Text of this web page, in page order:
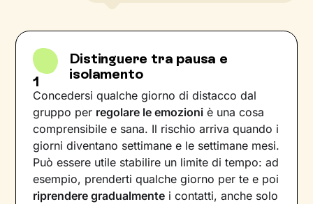
1
Distinguere tra pausa e
isolamento
Concedersi qualche giorno di distacco dal
gruppo per regolare le emozioni è una cosa
comprensibile e sana. Il rischio arriva quando i
giorni diventano settimane e le settimane mesi.
Può essere utile stabilire un limite di tempo: ad
esempio, prenderti qualche giorno per te e poi
riprendere gradualmente i contatti, anche solo